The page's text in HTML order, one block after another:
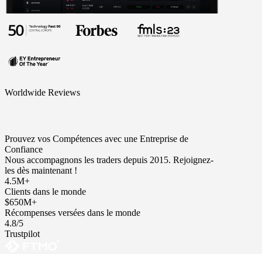
Worldwide Reviews
Prouvez vos Compétences avec une Entreprise de
Confiance
Nous accompagnons les traders depuis 2015. Rejoignez-
les dès maintenant !
4.5M+
Clients dans le monde
$650M+
Récompenses versées dans le monde
4.8/5
Trustpilot